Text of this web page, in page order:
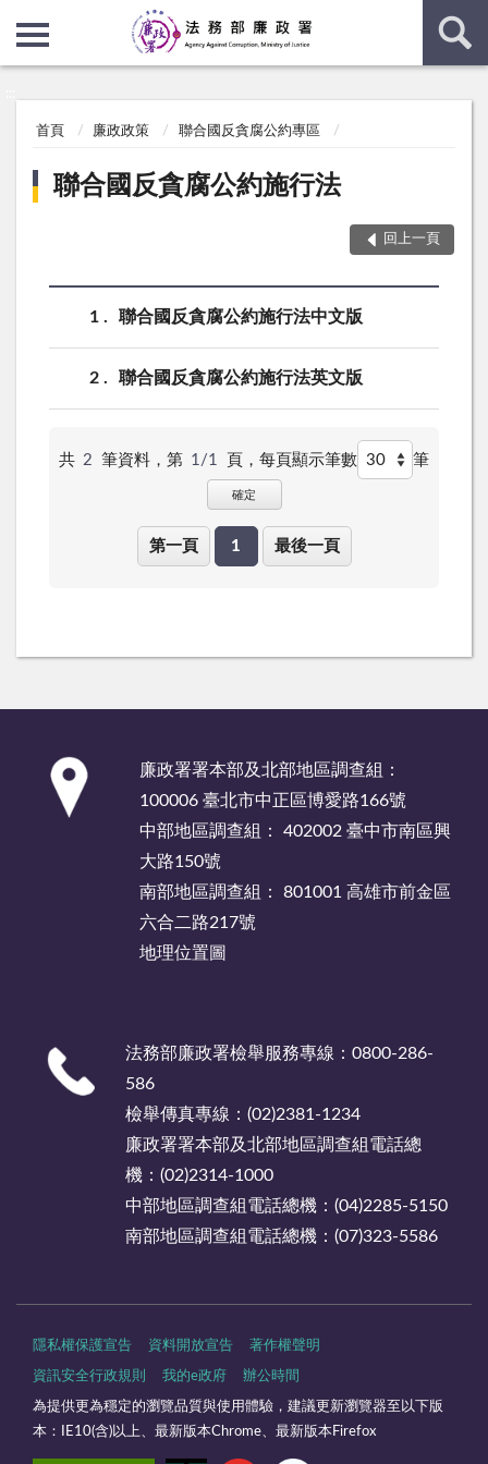
首頁 廉政政策 聯合國反貪腐公約專區
聯合國反貪腐公約施行法
回上一頁
1 聯合國反貪腐公約施行法中文版
2 聯合國反貪腐公約施行法英文版
共 2 筆資料，第 1/1 頁， 每頁顯示筆數 筆
確定
第一頁 1 最後一頁
廉政署署本部及北部地區調查組：
100006 臺北市中正區博愛路166號
中部地區調查組： 402002 臺中市南區興
大路150號
南部地區調查組： 801001 高雄市前金區
六合二路217號
地理位置圖
法務部廉政署檢舉服務專線：0800-286-
586
檢舉傳真專線：(02)2381-1234
廉政署署本部及北部地區調查組電話總
機：(02)2314-1000
中部地區調查組電話總機：(04)2285-5150
南部地區調查組電話總機：(07)323-5586
隱私權保護宣告 資料開放宣告 著作權聲明
資訊安全行政規則 我的e政府 辦公時間
為提供更為穩定的瀏覽品質與使用體驗，建議更新瀏覽器至以下版
本：IE10(含)以上、最新版本Chrome、最新版本Firefox